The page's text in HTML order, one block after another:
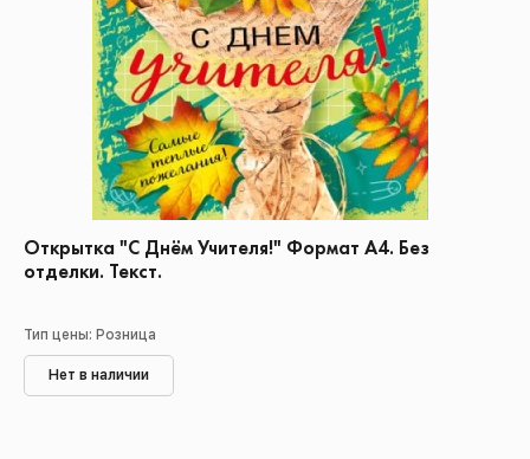
Открытка "С Днём Учителя!" Формат А4. Без
отделки. Текст.
Тип цены: Розница
Нет в наличии